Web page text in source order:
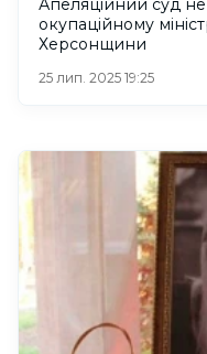
Апеляційний суд
окупаційному
Херсонщини
25 лип. 2025 19:25